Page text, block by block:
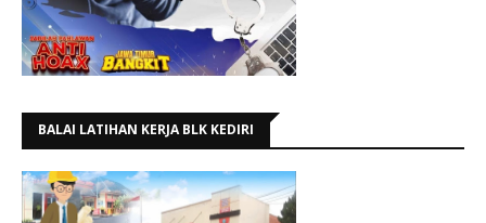
BALAI LATIHAN KERJA BLK KEDIRI